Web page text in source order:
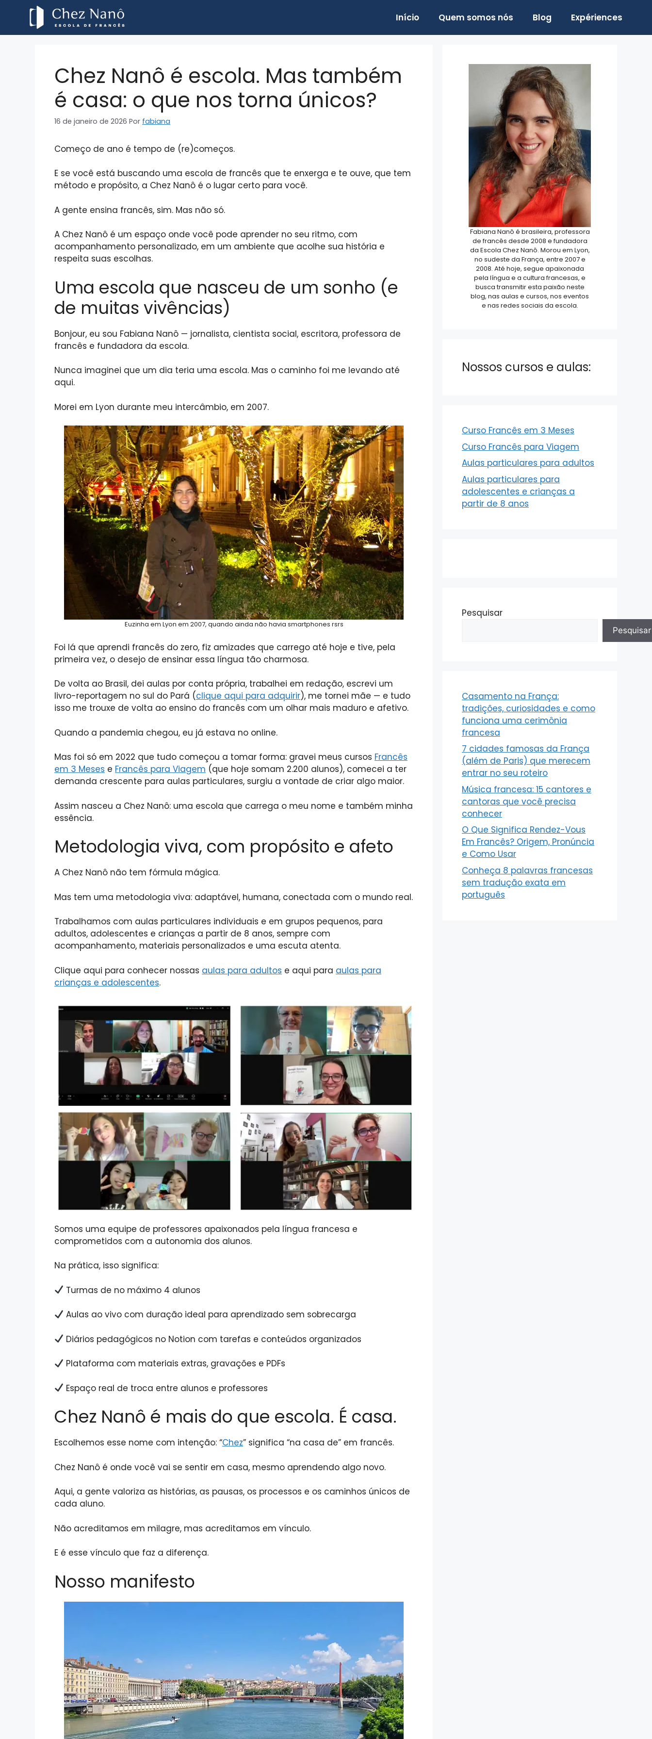
Início Quem somos nós Blog Expériences
Chez Nanô é escola. Mas também
é casa: o que nos torna únicos?
16 de janeiro de 2026 Por fabiana
Começo de ano é tempo de (re)começos.
E se você está buscando uma escola de francês que te enxerga e te ouve, que tem
método e propósito, a Chez Nanô é o lugar certo para você.
A gente ensina francês, sim. Mas não só.
A Chez Nanô é um espaço onde você pode aprender no seu ritmo, com
acompanhamento personalizado, em um ambiente que acolhe sua história e
respeita suas escolhas.
Uma escola que nasceu de um sonho (e
de muitas vivências)
Bonjour, eu sou Fabiana Nanô — jornalista, cientista social, escritora, professora de
francês e fundadora da escola.
Nunca imaginei que um dia teria uma escola. Mas o caminho foi me levando até
aqui.
Morei em Lyon durante meu intercâmbio, em 2007.
Euzinha em Lyon em 2007, quando ainda não havia smartphones rsrs
Foi lá que aprendi francês do zero, fiz amizades que carrego até hoje e tive, pela
primeira vez, o desejo de ensinar essa língua tão charmosa.
De volta ao Brasil, dei aulas por conta própria, trabalhei em redação, escrevi um
livro-reportagem no sul do Pará (clique aqui para adquirir), me tornei mãe — e tudo
isso me trouxe de volta ao ensino do francês com um olhar mais maduro e afetivo.
Quando a pandemia chegou, eu já estava no online.
Mas foi só em 2022 que tudo começou a tomar forma: gravei meus cursos Francês
em 3 Meses e Francês para Viagem (que hoje somam 2.200 alunos), comecei a ter
demanda crescente para aulas particulares, surgiu a vontade de criar algo maior.
Assim nasceu a Chez Nanô: uma escola que carrega o meu nome e também minha
essência.
Metodologia viva, com propósito e afeto
A Chez Nanô não tem fórmula mágica.
Mas tem uma metodologia viva: adaptável, humana, conectada com o mundo real.
Trabalhamos com aulas particulares individuais e em grupos pequenos, para
adultos, adolescentes e crianças a partir de 8 anos, sempre com
acompanhamento, materiais personalizados e uma escuta atenta.
Clique aqui para conhecer nossas aulas para adultos e aqui para aulas para
crianças e adolescentes.
Somos uma equipe de professores apaixonados pela língua francesa e
comprometidos com a autonomia dos alunos.
Na prática, isso significa:
Turmas de no máximo 4 alunos
Aulas ao vivo com duração ideal para aprendizado sem sobrecarga
Diários pedagógicos no Notion com tarefas e conteúdos organizados
Plataforma com materiais extras, gravações e PDFs
Espaço real de troca entre alunos e professores
Chez Nanô é mais do que escola. É casa.
Escolhemos esse nome com intenção: “Chez” significa “na casa de” em francês.
Chez Nanô é onde você vai se sentir em casa, mesmo aprendendo algo novo.
Aqui, a gente valoriza as histórias, as pausas, os processos e os caminhos únicos de
cada aluno.
Não acreditamos em milagre, mas acreditamos em vínculo.
E é esse vínculo que faz a diferença.
Nosso manifesto
Fabiana Nanô é brasileira, professora
de francês desde 2008 e fundadora
da Escola Chez Nanô. Morou em Lyon,
no sudeste da França, entre 2007 e
2008. Até hoje, segue apaixonada
pela língua e a cultura francesas, e
busca transmitir esta paixão neste
blog, nas aulas e cursos, nos eventos
e nas redes sociais da escola.
Nossos cursos e aulas:
Curso Francês em 3 Meses
Curso Francês para Viagem
Aulas particulares para adultos
Aulas particulares para
adolescentes e crianças a
partir de 8 anos
Pesquisar
Pesquisar
Casamento na França:
tradições, curiosidades e como
funciona uma cerimônia
francesa
7 cidades famosas da França
(além de Paris) que merecem
entrar no seu roteiro
Música francesa: 15 cantores e
cantoras que você precisa
conhecer
O Que Significa Rendez-Vous
Em Francês? Origem, Pronúncia
e Como Usar
Conheça 8 palavras francesas
sem tradução exata em
português